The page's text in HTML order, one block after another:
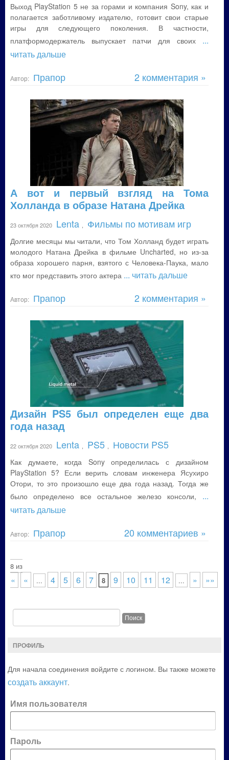
Выход PlayStation 5 не за горами и компания Sony, как и
полагается заботливому издателю, готовит свои старые
игры для следующего поколения. В частности,
платформодержатель выпускает патчи для своих ...
читать дальше
Автор: Прапор 2 комментария »
А вот и первый взгляд на Тома
Холланда в образе Натана Дрейка
23 октября 2020 Lenta Фильмы по мотивам игр
Долгие месяцы мы читали, что Том Холланд будет играть
молодого Натана Дрейка в фильме Uncharted, но из-за
образа хорошего парня, взятого с Человека-Паука, мало
кто мог представить этого актера ... читать дальше
Автор: Прапор 2 комментария »
Дизайн PS5 был определен еще два
года назад
22 октября 2020 Lenta PS5 Новости PS5
Как думаете, когда Sony определилась с дизайном
PlayStation 5? Если верить словам инженера Ясухиро
Отори, то это произошло еще два года назад. Тогда же
было определено все остальное железо консоли, ...
читать дальше
Автор: Прапор 20 комментариев »
8 из
«« « ... 4 5 6 7 8 9 10 11 12 ... » »»
ПРОФИЛЬ
Для начала соединения войдите с логином. Вы также можете
создать аккаунт.
Имя пользователя
Пароль